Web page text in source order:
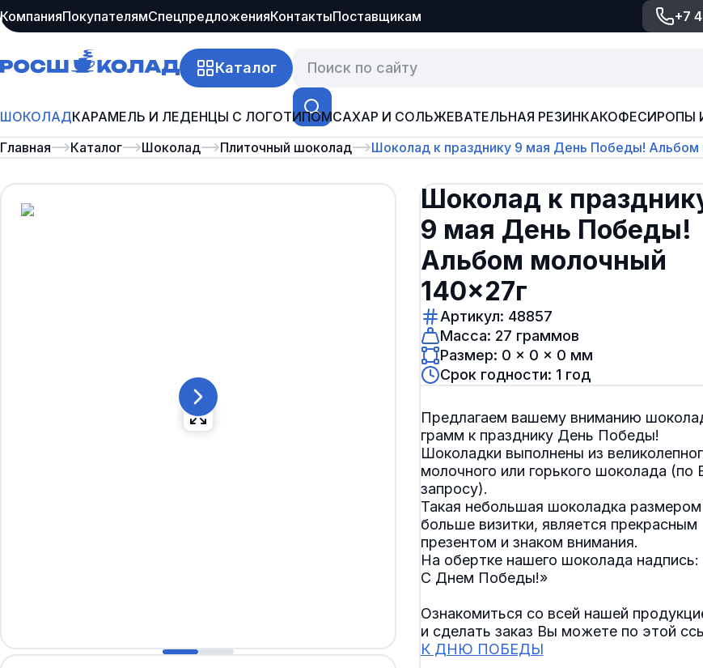
КомпанияПокупателямСпецпредложенияКонтактыПоставщикам +7
Каталог
ШОКОЛАДКАРАМЕЛЬ И ЛЕДЕНЦЫ С ЛОГОТИПОМСАХАР И СОЛЬЖЕВАТЕЛЬНАЯ РЕЗИНКАКОФЕСИРОПЫ
Главная
Каталог Шоколад Плиточный шоколад Шоколад к празднику 9 мая День Победы! Альбом
Шоколад к
9 мая День Победы!
Альбом молочный
140×27г
Артикул: 48857
Масса: 27 граммов
Размер: 0 × 0 × 0 мм
Срок годности: 1 год
Предлагаем вашему вниманию
грамм к празднику День Победы!
Шоколадки выполнены из
молочного или горького шоколада (по
запросу).
Такая небольшая шоколадка размером
больше визитки, является прекрасным
презентом и знаком внимания.
На обертке нашего шоколада надпись:
С Днем Победы!»
Ознакомиться со всей нашей
и сделать заказ Вы можете по этой
К ДНЮ ПОБЕДЫ